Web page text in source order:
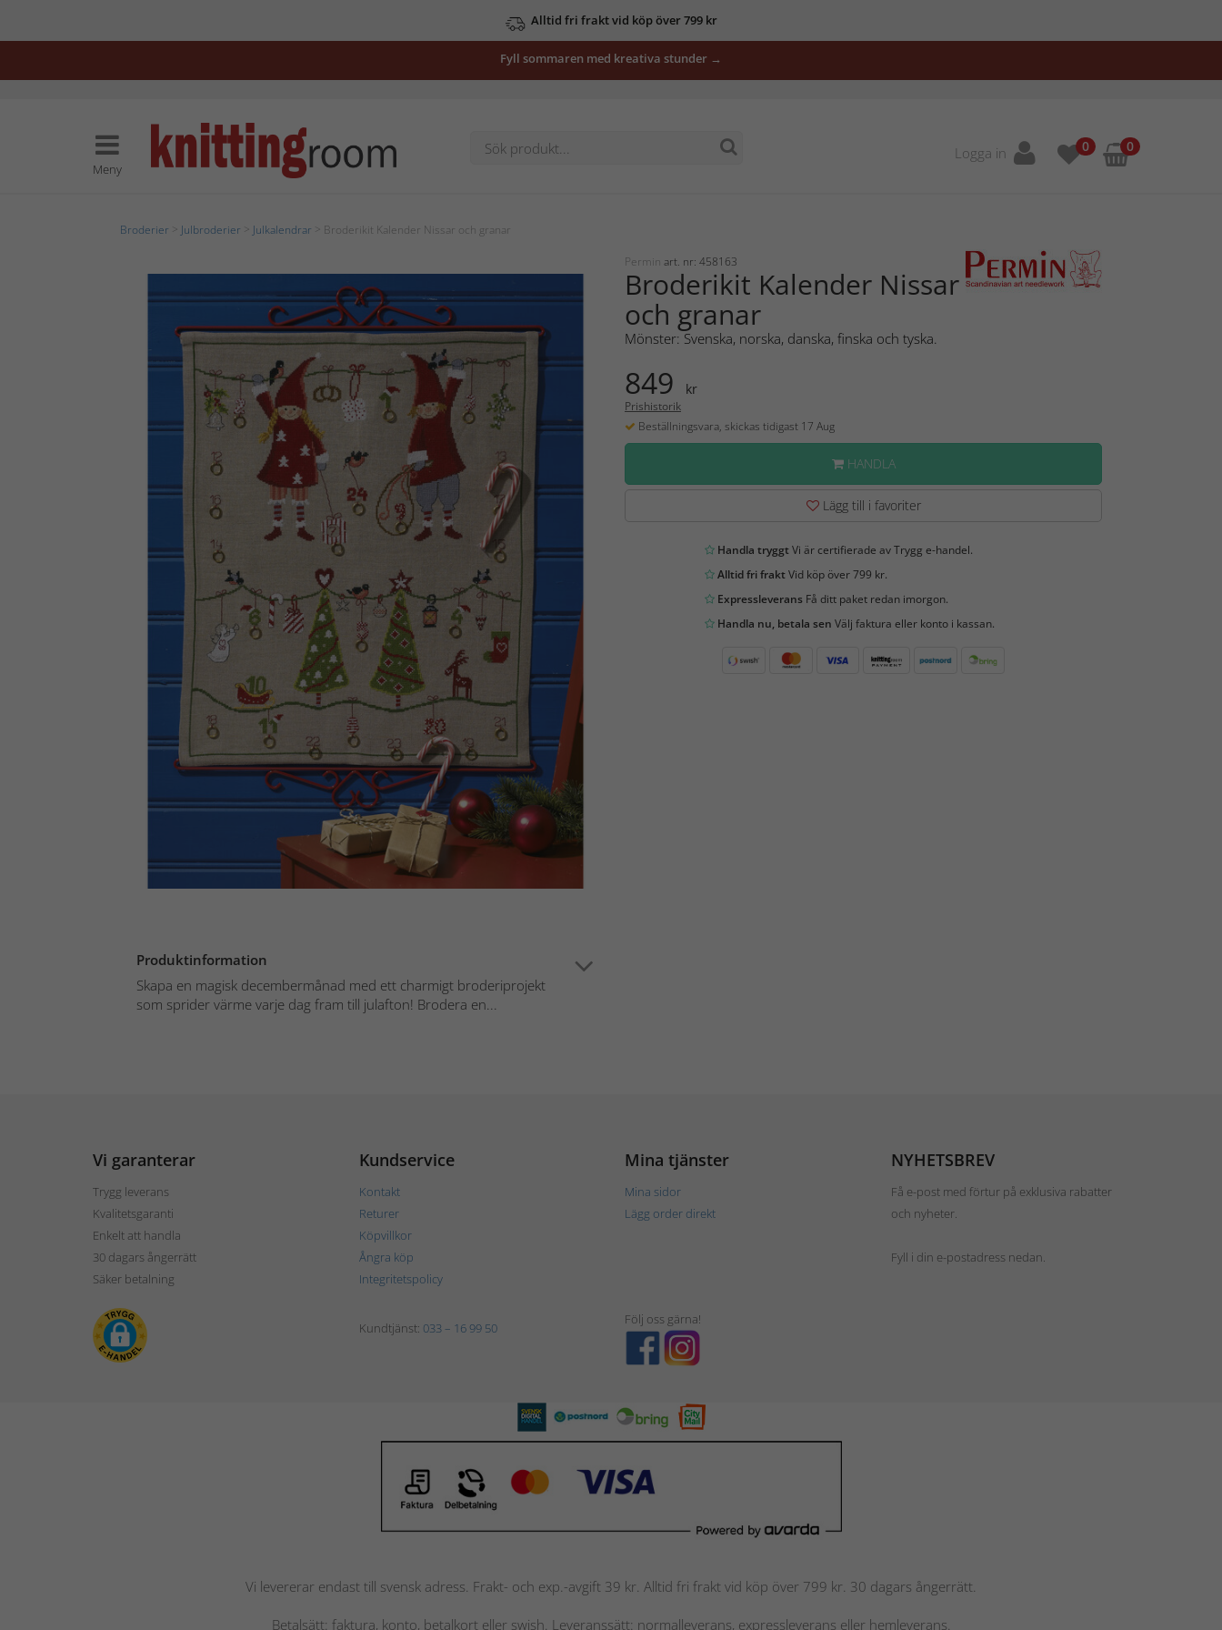
Alltid fri frakt vid köp över 799 kr
Fyll sommaren med kreativa stunder →
Meny
Logga in 0 0
Broderier Julbroderier Julkalendrar > Broderikit Kalender Nissar och granar
Produktinformation
Skapa en magisk decembermånad med ett charmigt broderiprojekt
som sprider värme varje dag fram till julafton! Brodera en...
Permin art. nr: 458163
Broderikit Kalender Nissar
och granar
Mönster: Svenska, norska, danska, finska och tyska.
849 kr
Prishistorik
Beställningsvara, skickas tidigast 17 Aug
HANDLA
Lägg till i favoriter
Handla tryggtVi är certifierade av Trygg e-handel.
Alltid fri fraktVid köp över 799 kr.
ExpressleveransFå ditt paket redan imorgon.
Handla nu, betala sen Välj faktura eller konto i kassan.
Vi garanterar
Trygg leverans
Kvalitetsgaranti
Enkelt att handla
30 dagars ångerrätt
Säker betalning
Kundservice
Kontakt
Returer
Köpvillkor
Ångra köp
Integritetspolicy
Mina tjänster
Mina sidor
Lägg order direkt
NYHETSBREV
Få e-post med förtur på exklusiva rabatter
och nyheter.
Fyll i din e-postadress nedan.
Kundtjänst: 033 – 16 99 50
Följ oss gärna!
Vi levererar endast till svensk adress. Frakt- och exp.-avgift 39 kr. Alltid fri frakt vid köp över 799 kr. 30 dagars ångerrätt.
Betalsätt: faktura, konto, betalkort eller swish. Leveranssätt: normalleverans, expressleverans eller hemleverans.